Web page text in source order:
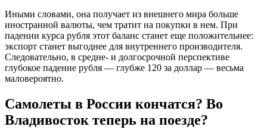
Иными словами, она получает из внешнего мира больше
иностранной валюты, чем тратит на покупки в нем. При
падении курса рубля этот баланс станет еще положительнее:
экспорт станет выгоднее для внутреннего производителя.
Следовательно, в средне- и долгосрочной перспективе
глубокое падение рубля — глубже 120 за доллар — весьма
маловероятно.
Самолеты в России кончатся? Во
Владивосток теперь на поезде?